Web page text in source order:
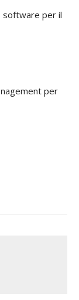
software per il
per